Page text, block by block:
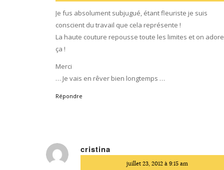
Je fus absolument subjugué, étant fleuriste je suis
conscient du travail que cela représente !
La haute couture repousse toute les limites et on adore
ça !
Merci
… Je vais en rêver bien longtemps …
Répondre
cristina
juillet 23, 2012 à 9:15 am